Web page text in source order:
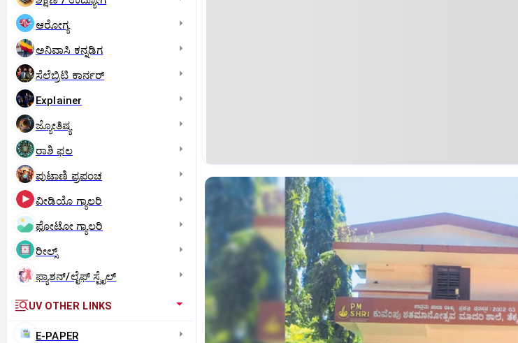
ಆರೋಗ್ಯ
ಅನಿವಾಸಿ ಕನ್ನಡಿಗ
ಸೆಲೆಬ್ರಿಟಿ ಕಾರ್ನರ್‌
Explainer
ಜ್ಯೋತಿಷ್ಯ
ರಾಶಿ ಫಲ
ಪುಟಾಣಿ ಪ್ರಪಂಚ
ವೀಡಿಯೊ ಗ್ಯಾಲರಿ
ಫೋಟೋ ಗ್ಯಾಲರಿ
ರೀಲ್ಸ್
ಫ್ಯಾಶನ್/ಲೈಫ್‌ ಸ್ಟೈಲ್
UV OTHER LINKS
E-PAPER